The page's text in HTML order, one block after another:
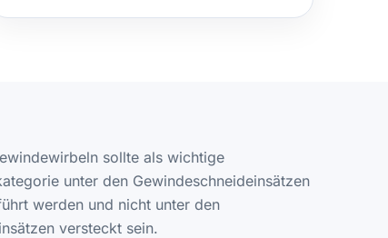
sollte als wichtige
unter den Gewindeschneideinsätzen
werden und nicht unter den
versteckt sein.